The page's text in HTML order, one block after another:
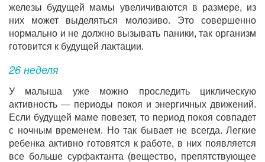
железы будущей мамы увеличиваются в размере, из
них может выделяться молозиво. Это совершенно
нормально и не должно вызывать паники, так организм
готовится к будущей лактации.
26 неделя
У малыша уже можно проследить циклическую
активность — периоды покоя и энергичных движений.
Если будущей маме повезет, то период покоя совпадет
с ночным временем. Но так бывает не всегда. Легкие
ребенка активно готовятся к работе, в них появляется
все больше сурфактанта (вещество, препятствующее